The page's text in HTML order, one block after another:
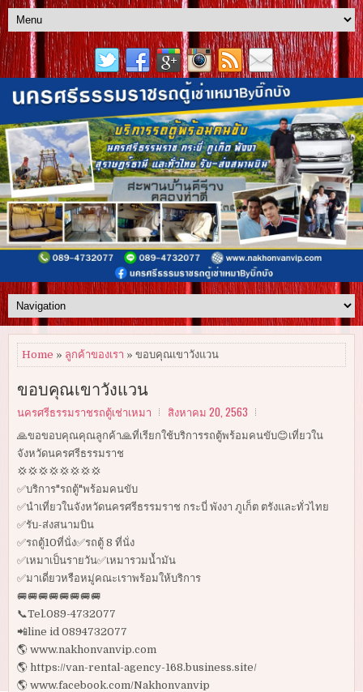
Home » ลูกค้าของเรา » ขอบคุณเขาวังแวน
ขอบคุณเขาวังแวน
นครศรีธรรมราชรถตู้เช่าเหมา สิงหาคม 20, 2563
🙏ขอขอบคุณคุณลูกค้า🙏ที่เรียกใช้บริการรถตู้พร้อมคนขับ😊เที่ยวใน
จังหวัดนครศรีธรรมราช
💢💢💢💢💢💢💢💢
✅บริการ"รถตู้"พร้อมคนขับ
✅นำเที่ยวในจังหวัดนครศรีธรรมราช กระบี่ พังงา ภูเก็ต ตรังและทั่วไทย
✅รับ-ส่งสนามบิน
✅รถตู้10ที่นั่ง✅รถตู้ 8 ที่นั่ง
✅เหมาเป็นรายวัน✅เหมารวมน้ำมัน
✅มาเดี่ยวหรือหมู่คณะเราพร้อมให้บริการ
🚐🚐🚐🚐🚐🚐🚐🚐
📞Tel.089-4732077
📲line id 0894732077
🌎 www.nakhonvanvip.com
🌎 https://van-rental-agency-168.business.site/
🌎 www.facebook.com/Nakhonvanvip